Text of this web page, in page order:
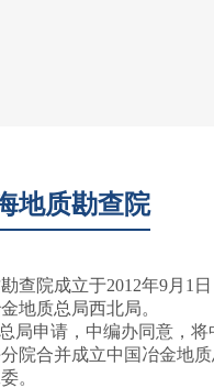
地质勘查院
查院成立于2012年9月1
地质总局西北局。
局申请，中编办同意，
院合并成立中国冶金地
。